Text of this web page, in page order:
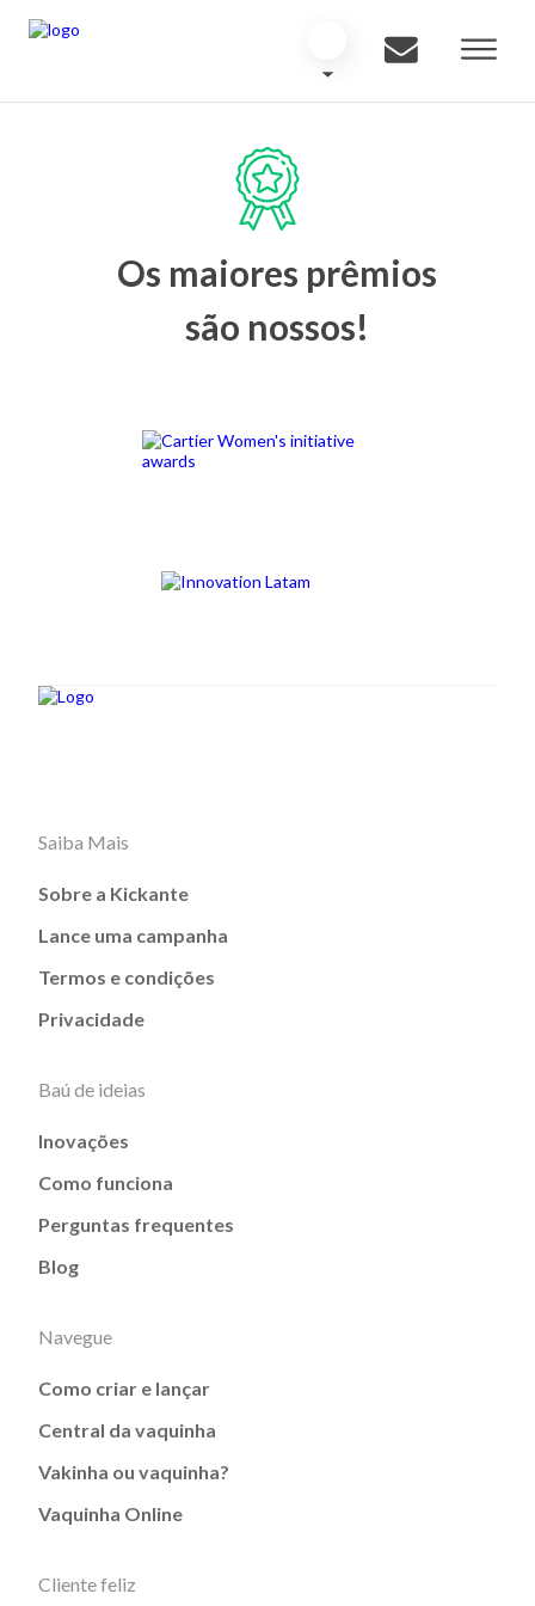
Os maiores prêmios
são nossos!
Saiba Mais
Sobre a Kickante
Lance uma campanha
Termos e condições
Privacidade
Baú de ideias
Inovações
Como funciona
Perguntas frequentes
Blog
Navegue
Como criar e lançar
Central da vaquinha
Vakinha ou vaquinha?
Vaquinha Online
Cliente feliz